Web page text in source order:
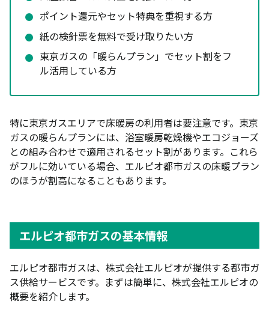
ポイント還元やセット特典を重視する方
紙の検針票を無料で受け取りたい方
東京ガスの「暖らんプラン」でセット割をフ
ル活用している方
特に東京ガスエリアで床暖房の利用者は要注意です。東京
ガスの暖らんプランには、浴室暖房乾燥機やエコジョーズ
との組み合わせで適用されるセット割があります。これら
がフルに効いている場合、エルピオ都市ガスの床暖プラン
のほうが割高になることもあります。
エルピオ都市ガスの基本情報
エルピオ都市ガスは、株式会社エルピオが提供する都市ガ
ス供給サービスです。まずは簡単に、株式会社エルピオの
概要を紹介します。